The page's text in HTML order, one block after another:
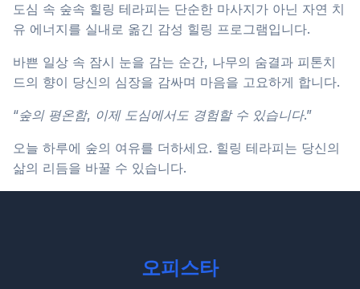
도심 속 숲속 힐링 테라피는 단순한 마사지가 아닌 자연 치
유 에너지를 실내로 옮긴 감성 힐링 프로그램입니다.
바쁜 일상 속 잠시 눈을 감는 순간, 나무의 숨결과 피톤치
드의 향이 당신의 심장을 감싸며 마음을 고요하게 합니다.
“숲의 평온함, 이제 도심에서도 경험할 수 있습니다.”
오늘 하루에 숲의 여유를 더하세요. 힐링 테라피는 당신의
삶의 리듬을 바꿀 수 있습니다.
오피스타